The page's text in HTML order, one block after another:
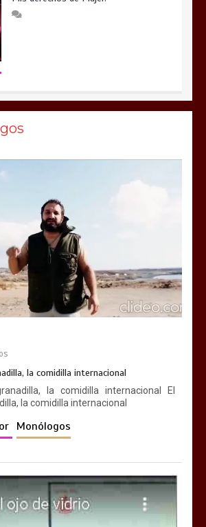
la comidilla internacional
la comidilla internacional El
la comidilla internacional
Monólogos